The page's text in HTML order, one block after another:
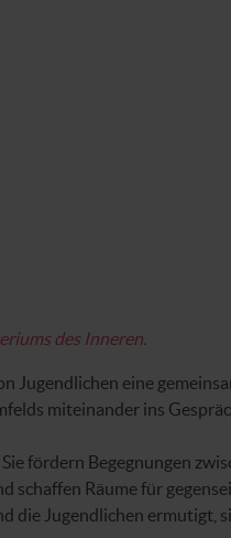
des Inneren.
Jugendlichen eine
miteinander ins
fördern Begegnungen
schaffen Räume für
die Jugendlichen ermutigt,